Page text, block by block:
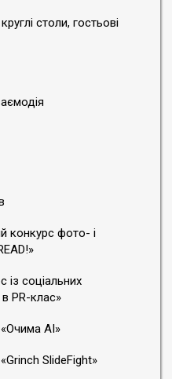
столи, гостьові
конкурс фото- і
із соціальних
PR-клас»
АІ»
SlideFight»